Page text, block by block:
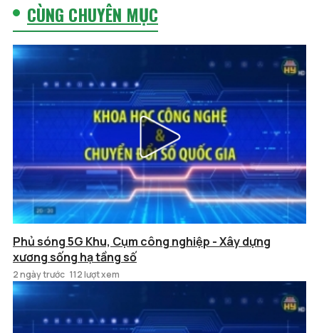
CÙNG CHUYÊN MỤC
Phủ sóng 5G Khu, Cụm công nghiệp - Xây dựng
xương sống hạ tầng số
2 ngày trước 112 lượt xem